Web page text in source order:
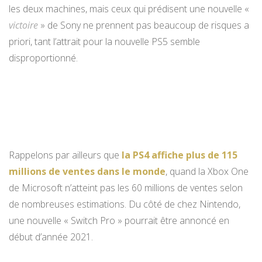
les deux machines, mais ceux qui prédisent une nouvelle «
victoire » de Sony ne prennent pas beaucoup de risques a
priori, tant l’attrait pour la nouvelle PS5 semble
disproportionné.
Rappelons par ailleurs que la PS4 affiche plus de 115
millions de ventes dans le monde, quand la Xbox One
de Microsoft n’atteint pas les 60 millions de ventes selon
de nombreuses estimations. Du côté de chez Nintendo,
une nouvelle « Switch Pro » pourrait être annoncé en
début d’année 2021.